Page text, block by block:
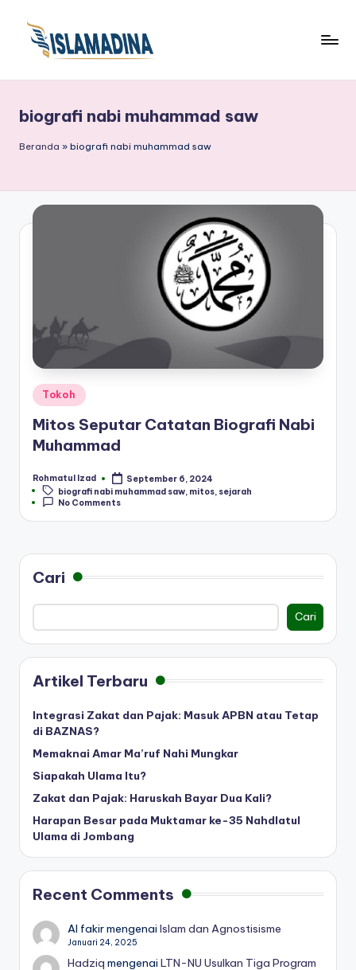
biografi nabi muhammad saw
Beranda » biografi nabi muhammad saw
Posted
in
Tokoh
Mitos Seputar Catatan Biografi Nabi
Muhammad
Posted
by
Rohmatul Izad
September 6, 2024
Tags:biografi nabi muhammad saw mitos sejarah
No Comments
Cari
Cari
Artikel Terbaru
Integrasi Zakat dan Pajak: Masuk APBN atau Tetap
di BAZNAS?
Memaknai Amar Ma’ruf Nahi Mungkar
Siapakah Ulama Itu?
Zakat dan Pajak: Haruskah Bayar Dua Kali?
Harapan Besar pada Muktamar ke-35 Nahdlatul
Ulama di Jombang
Recent Comments
Al fakirmengenaiIslam dan Agnostisisme
Januari 24, 2025
Hadziq mengenaiLTN-NU Usulkan Tiga Program